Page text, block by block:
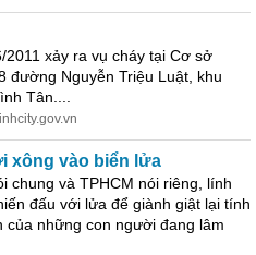
xảy ra vụ cháy tại Cơ sở
đường Nguyễn Triệu Luật, khu
Tân....
xông vào biển lửa
chung và TPHCM nói riêng, lính
đấu với lửa để giành giật lại tính
của những con người đang lâm